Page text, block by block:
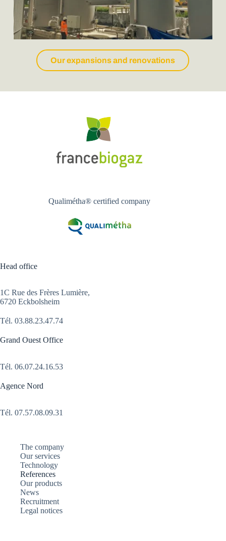
Our expansions and renovations
Qualimétha® certified company
Head office
1C Rue des Frères Lumière,
6720 Eckbolsheim
Tél. 03.88.23.47.74
Grand Ouest Office
Tél. 06.07.24.16.53
Agence Nord
Tél. 07.57.08.09.31
The company
Our services
Technology
References
Our products
News
Recruitment
Legal notices